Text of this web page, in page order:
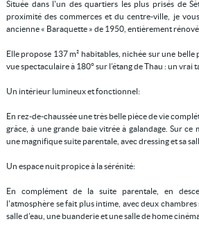
Située dans l'un des quartiers les plus prisés de
proximité des commerces et du centre-ville, je
ancienne « Baraquette » de 1950, entièrement
Elle propose 137 m² habitables, nichée sur une belle
vue spectaculaire à 180° sur l’étang de Thau : un vrai
Un intérieur lumineux et fonctionnel:
En rez-de-chaussée une très belle pièce de vie
grâce, à une grande baie vitrée à galandage. Sur ce
une magnifique suite parentale, avec dressing et sa
Un espace nuit propice à la sérénité:
En complément de la suite parentale, en
l'atmosphère se fait plus intime, avec deux chambres
salle d’eau, une buanderie et une salle de home